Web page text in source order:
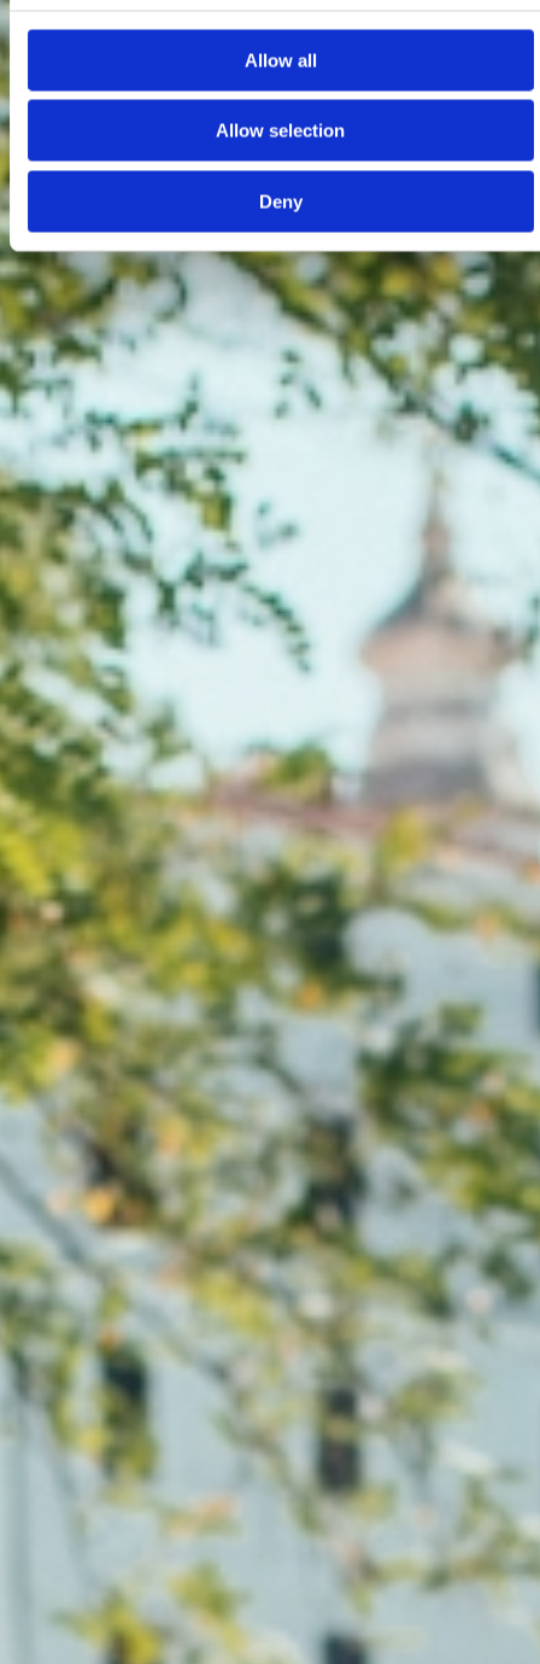
Allow all
Allow selection
Deny